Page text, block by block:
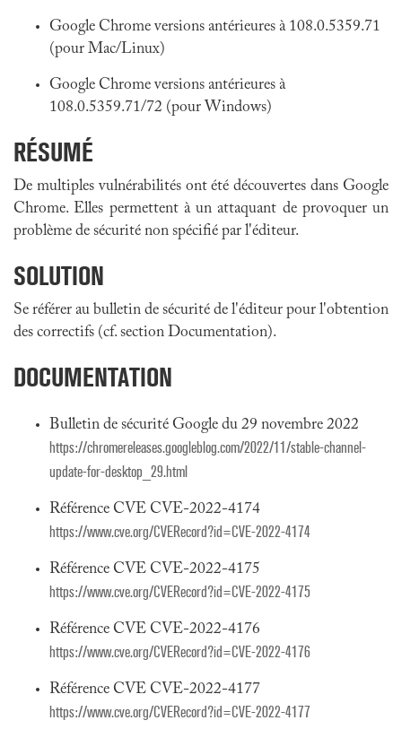
Google Chrome versions antérieures à 108.0.5359.71
(pour Mac/Linux)
Google Chrome versions antérieures à
108.0.5359.71/72 (pour Windows)
RÉSUMÉ
De multiples vulnérabilités ont été découvertes dans Google
Chrome. Elles permettent à un attaquant de provoquer un
problème de sécurité non spécifié par l'éditeur.
SOLUTION
Se référer au bulletin de sécurité de l'éditeur pour l'obtention
des correctifs (cf. section Documentation).
DOCUMENTATION
Bulletin de sécurité Google du 29 novembre 2022
https://chromereleases.googleblog.com/2022/11/stable-channel-
update-for-desktop_29.html
Référence CVE CVE-2022-4174
https://www.cve.org/CVERecord?id=CVE-2022-4174
Référence CVE CVE-2022-4175
https://www.cve.org/CVERecord?id=CVE-2022-4175
Référence CVE CVE-2022-4176
https://www.cve.org/CVERecord?id=CVE-2022-4176
Référence CVE CVE-2022-4177
https://www.cve.org/CVERecord?id=CVE-2022-4177